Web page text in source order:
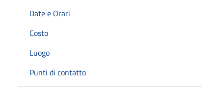
Date e Orari
Costo
Luogo
Punti di contatto